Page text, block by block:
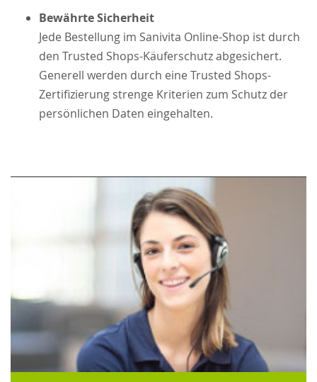
Bewährte Sicherheit
Jede Bestellung im Sanivita Online-Shop ist durch
den Trusted Shops-Käuferschutz abgesichert.
Generell werden durch eine Trusted Shops-
Zertifizierung strenge Kriterien zum Schutz der
persönlichen Daten eingehalten.